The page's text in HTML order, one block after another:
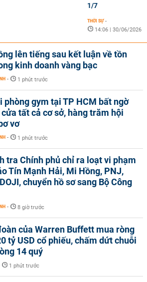
1/7
THỜI SỰ -
14:06 | 30/06/2026
lên tiếng sau kết luận về tồn
kinh doanh vàng bạc
- 1 phút trước
phòng gym tại TP HCM bất ngờ
tất cả cơ sở, hàng trăm hội
vơ
- 1 phút trước
tra Chính phủ chỉ ra loạt vi phạm
Tín Mạnh Hải, Mi Hồng, PNJ,
chuyển hồ sơ sang Bộ Công
- 8 giờ trước
của Warren Buffett mua ròng
tỷ USD cổ phiếu, chấm dứt chuỗi
14 quý
1 phút trước